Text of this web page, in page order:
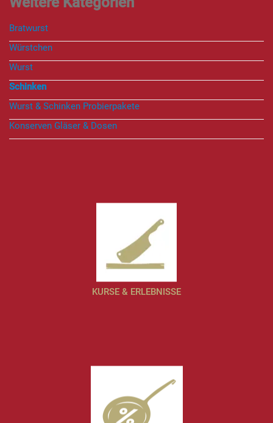
Bratwurst
Würstchen
Wurst
Schinken
Wurst & Schinken Probierpakete
Konserven Gläser & Dosen
KURSE & ERLEBNISSE